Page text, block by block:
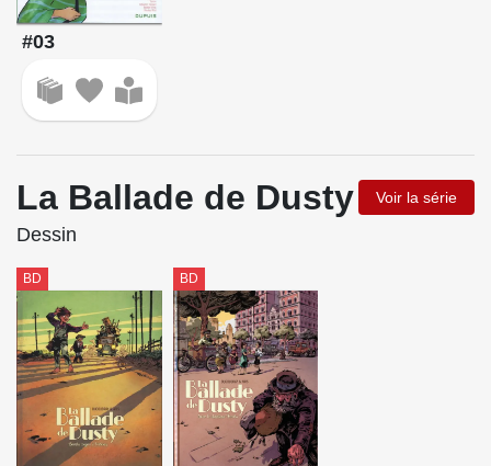
#03
La Ballade de Dusty Voir la série
Dessin
BD BD